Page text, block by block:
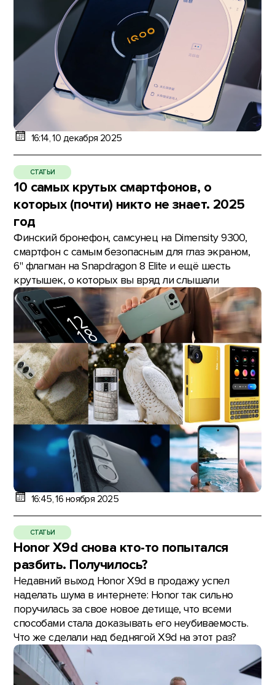
16:14, 10 декабря 2025
СТАТЬИ
10 самых крутых смартфонов, о
которых (почти) никто не знает. 2025
год
Финский бронефон, самсунец на Dimensity 9300,
смартфон с самым безопасным для глаз экраном,
6" флагман на Snapdragon 8 Elite и ещё шесть
крутышек, о которых вы вряд ли слышали
16:45, 16 ноября 2025
СТАТЬИ
Honor X9d снова кто-то попытался
разбить. Получилось?
Недавний выход Honor X9d в продажу успел
наделать шума в интернете: Honor так сильно
поручилась за свое новое детище, что всеми
способами стала доказывать его неубиваемость.
Что же сделали над беднягой X9d на этот раз?